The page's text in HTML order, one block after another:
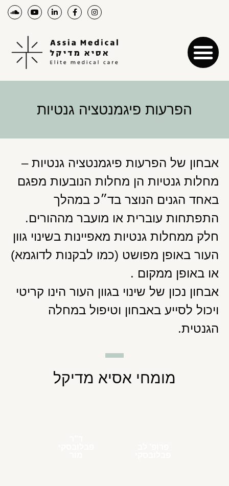
הפרעות פיגמנטציה גנטיות
אבחון של הפרעות פיגמנטציה גנטיות –
מחלות גנטיות הן מחלות הנובעות מפגם
באחד הגנים הנוצר בד״כ במהלך
התפתחות עוברית או מועבר מההורים.
חלק ממחלות גנטיות מאפיינות בשינוי גוון
העור באופן מפושט (כמו לבקנות לדוגמא)
או באופן ממקום .
אבחון נכון של שינוי בגוון העור הינו קריטי
ויכול לסייע באבחון וטיפול במחלה
הגנטית.
מומחי אסיא מדיקל